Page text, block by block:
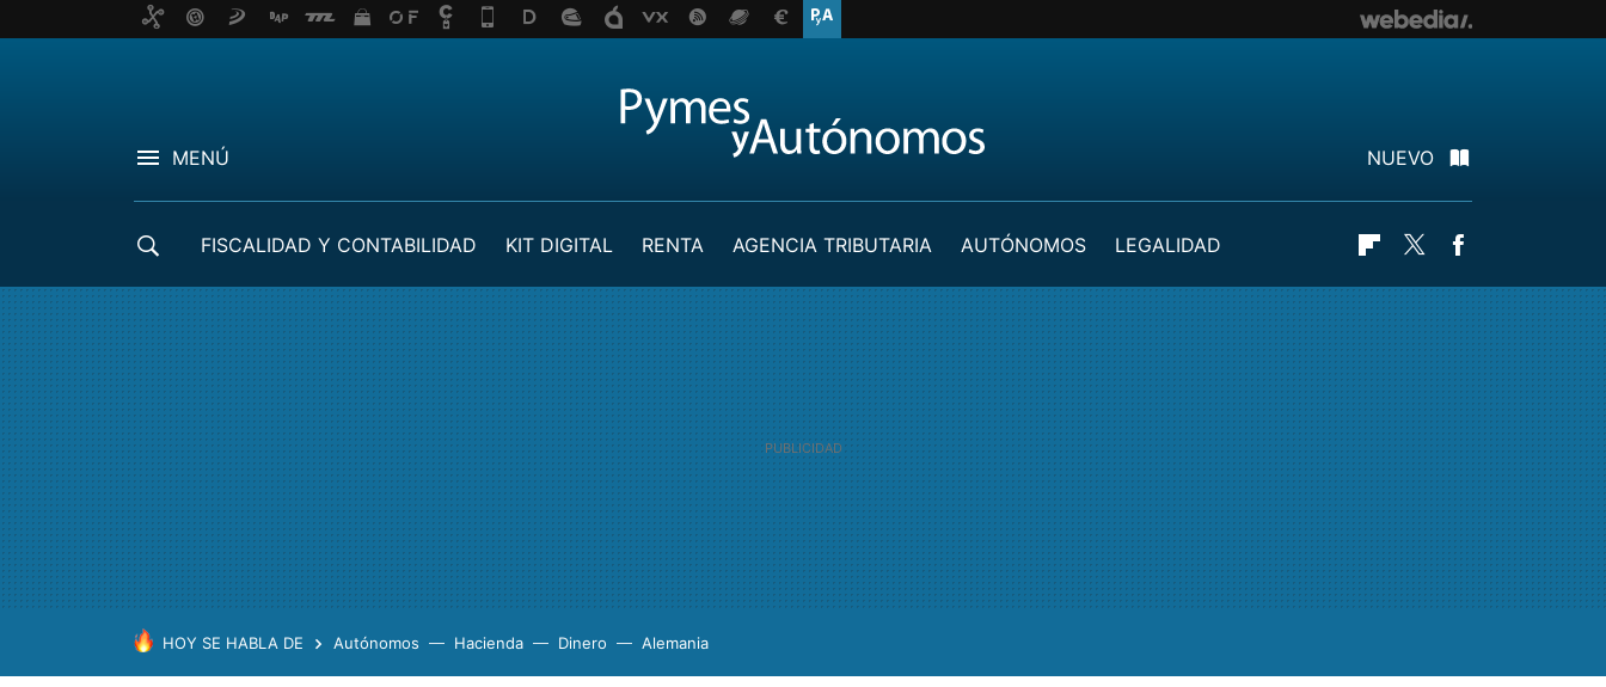
MENÚ NUEVO
FISCALIDAD Y CONTABILIDAD KIT DIGITAL RENTA AGENCIA TRIBUTARIA AUTÓNOMOS
LEGALIDAD
Flipboard
Twitter
HOY SE HABLA DE Autónomos Hacienda Dinero Alemania